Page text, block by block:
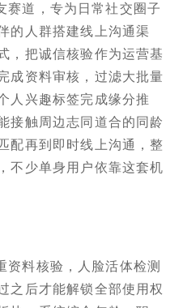
赛道，专为日常社交圈子
的人群搭建线上沟通渠
，把诚信核验作为运营基
成资料审核，过滤大批量
人兴趣标签完成缘分推
接触周边志同道合的同龄
配再到即时线上沟通，整
不少单身用户依靠这套机
资料核验，人脸活体检测
之后才能解锁全部使用权